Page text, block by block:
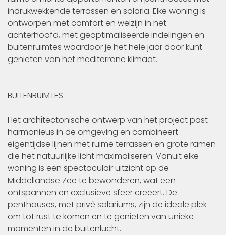
indrukwekkende terrassen en solaria. Elke woning is
ontworpen met comfort en welzijn in het
achterhoofd, met geoptimaliseerde indelingen en
buitenruimtes waardoor je het hele jaar door kunt
genieten van het mediterrane klimaat.
BUITENRUIMTES
Het architectonische ontwerp van het project past
harmonieus in de omgeving en combineert
eigentijdse lijnen met ruime terrassen en grote ramen
die het natuurlijke licht maximaliseren. Vanuit elke
woning is een spectaculair uitzicht op de
Middellandse Zee te bewonderen, wat een
ontspannen en exclusieve sfeer creëert. De
penthouses, met privé solariums, zijn de ideale plek
om tot rust te komen en te genieten van unieke
momenten in de buitenlucht.